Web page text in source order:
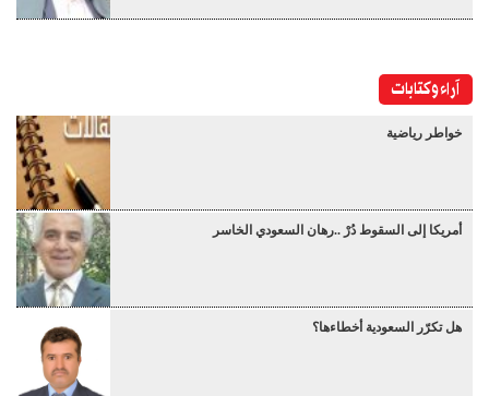
آراء وكتابات
خواطر رياضية
أمريكا إلى السقوط دُرْ ..رهان السعودي الخاسر
هل تكرّر السعودية أخطاءها؟